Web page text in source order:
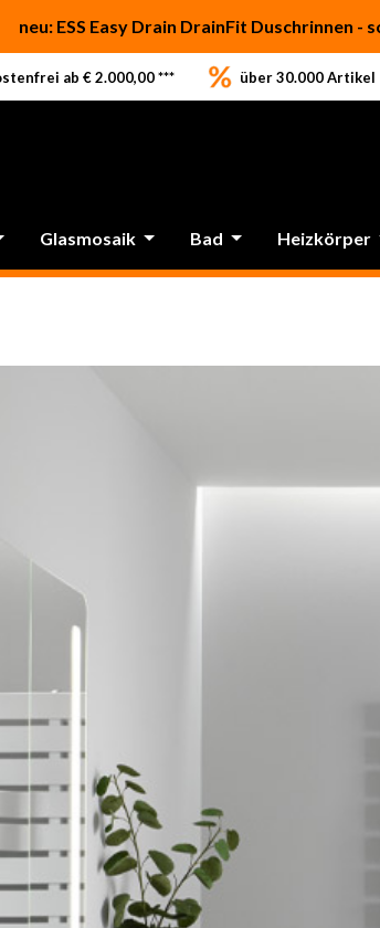
neu: ESS Easy Drain DrainFit Duschrinnen -
ab € 2.000,00 *** über 30.000 Artikel
Glasmosaik Bad Heizkörper